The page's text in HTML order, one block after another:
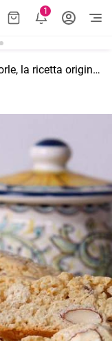
1
Cantucci alle mandorle, la ricetta originale toscana